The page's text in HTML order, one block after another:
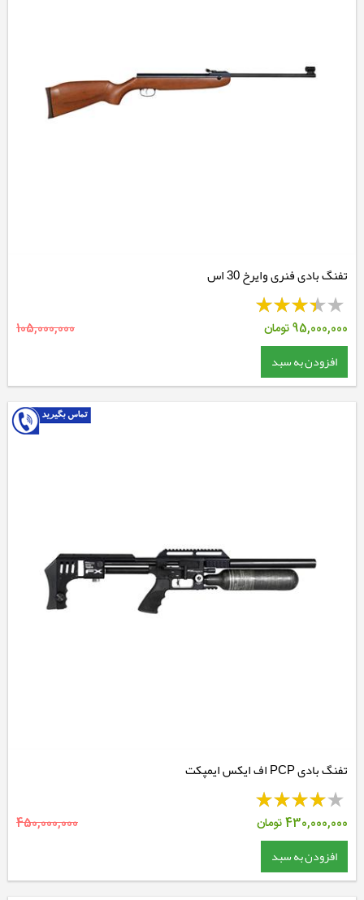
تفنگ بادی فنری وایرخ 30 اس
95,000,000تومان 105,000,000
افزودن به سبد
تفنگ بادی PCP اف ایکس ایمپکت
430,000,000تومان 450,000,000
افزودن به سبد